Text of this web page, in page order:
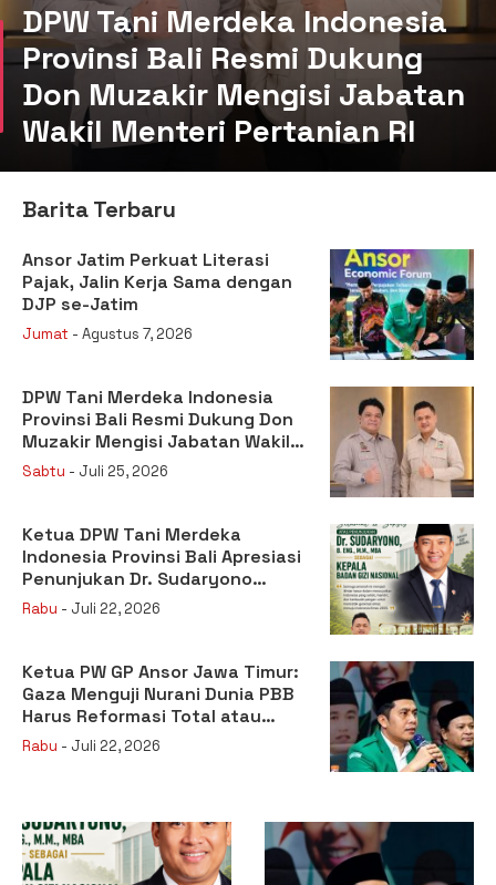
DPW Tani Merdeka Indonesia
Provinsi Bali Resmi Dukung
Don Muzakir Mengisi Jabatan
Wakil Menteri Pertanian RI
Barita Terbaru
Ansor Jatim Perkuat Literasi
Pajak, Jalin Kerja Sama dengan
DJP se-Jatim
Jumat - Agustus 7, 2026
DPW Tani Merdeka Indonesia
Provinsi Bali Resmi Dukung Don
Muzakir Mengisi Jabatan Wakil
Menteri Pertanian RI
Sabtu - Juli 25, 2026
Ketua DPW Tani Merdeka
Indonesia Provinsi Bali Apresiasi
Penunjukan Dr. Sudaryono
sebagai Kepala Badan Gizi
Rabu - Juli 22, 2026
Ketua PW GP Ansor Jawa Timur:
Gaza Menguji Nurani Dunia PBB
Harus Reformasi Total atau
Kehilangan Legitimasi
Rabu - Juli 22, 2026